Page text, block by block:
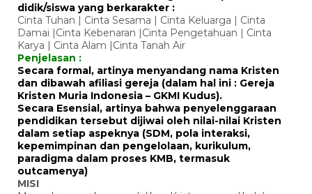
didik/siswa yang berkarakter :
Cinta Tuhan | Cinta Sesama | Cinta Keluarga | Cinta
Damai |Cinta Kebenaran |Cinta Pengetahuan | Cinta
Karya | Cinta Alam |Cinta Tanah Air
Penjelasan :
Secara formal, artinya menyandang nama Kristen
dan dibawah afiliasi gereja (dalam hal ini : Gereja
Kristen Muria Indonesia – GKMI Kudus).
Secara Esensial, artinya bahwa penyelenggaraan
pendidikan tersebut dijiwai oleh nilai-nilai Kristen
dalam setiap aspeknya (SDM, pola interaksi,
kepemimpinan dan pengelolaan, kurikulum,
paradigma dalam proses KMB, termasuk
outcamenya)
MISI